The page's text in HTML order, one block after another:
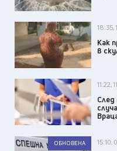
18:35,
Как
в
11:22,
След
ОБНОВЕНА 15:10,